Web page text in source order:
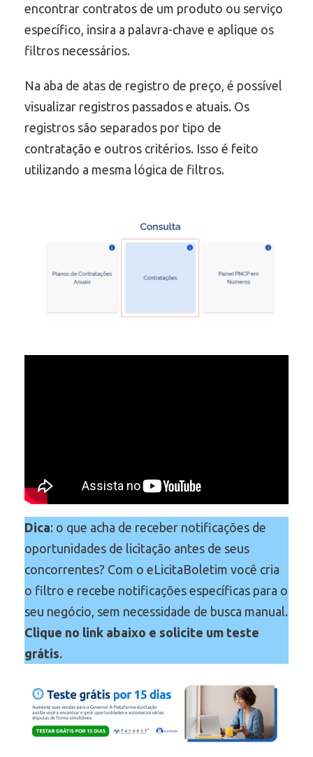
encontrar contratos de um produto ou serviço
específico, insira a palavra-chave e aplique os
filtros necessários.
Na aba de atas de registro de preço, é possível
visualizar registros passados e atuais. Os
registros são separados por tipo de
contratação e outros critérios. Isso é feito
utilizando a mesma lógica de filtros.
Dica: o que acha de receber notificações de
oportunidades de licitação antes de seus
concorrentes? Com o eLicitaBoletim você cria
o filtro e recebe notificações específicas para o
seu negócio, sem necessidade de busca manual.
Clique no link abaixo e solicite um teste
grátis.